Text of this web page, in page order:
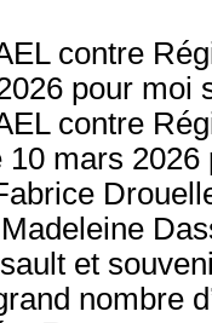
contre
pour moi
contre
mars
et
nombre